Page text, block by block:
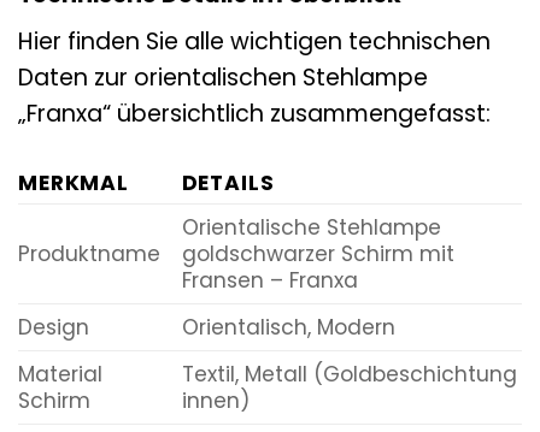
Hier finden Sie alle wichtigen technischen
Daten zur orientalischen Stehlampe
„Franxa“ übersichtlich zusammengefasst:
MERKMAL DETAILS
Produktname
Orientalische Stehlampe
goldschwarzer Schirm mit
Fransen – Franxa
Design
Orientalisch, Modern
Material
Schirm
Textil, Metall (Goldbeschichtung
innen)